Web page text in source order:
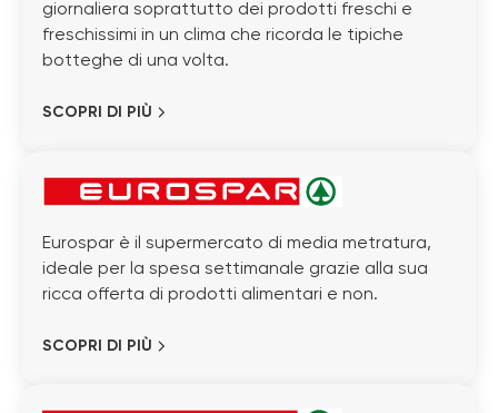
giornaliera soprattutto dei prodotti freschi e
freschissimi in un clima che ricorda le tipiche
botteghe di una volta.
SCOPRI DI PIÙ
Eurospar è il supermercato di media metratura,
ideale per la spesa settimanale grazie alla sua
ricca offerta di prodotti alimentari e non.
SCOPRI DI PIÙ